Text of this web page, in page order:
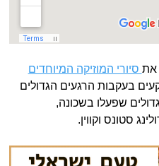
את סיורי המוזיקה המיוחדים
בעקבות הרגעים הגדולים
גדולים שפעלו בשכונה,
סטונס וקווין.